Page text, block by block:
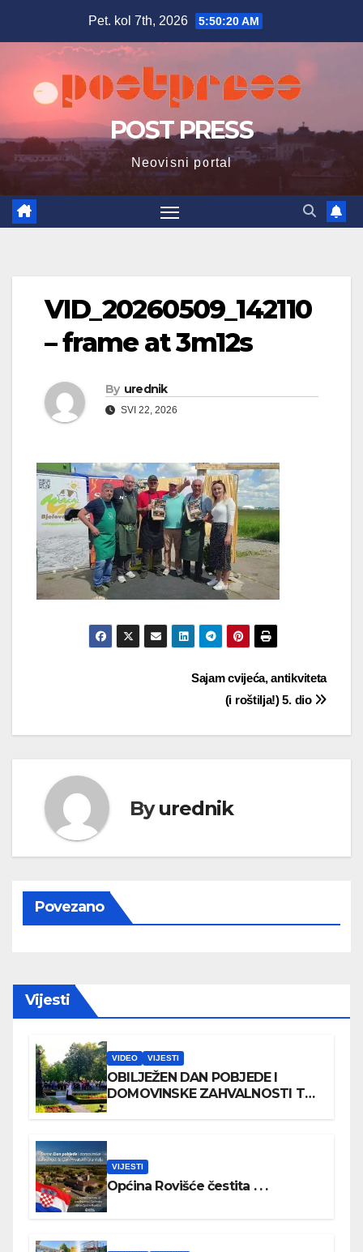
Pet. kol 7th, 2026 5:50:21 AM
POST PRESS
Neovisni portal
VID_20260509_142110
– frame at 3m12s
By urednik
SVI 22, 2026
Sajam cvijeća, antikviteta
(i roštilja!) 5. dio
Byurednik
Povezano
Vijesti
VIDEO VIJESTI
OBILJEŽEN DAN POBJEDE I
DOMOVINSKE ZAHVALNOSTI TE
VIJESTI
Općina Rovišće čestita . . .